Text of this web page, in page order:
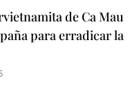
de Ca Mau
para erradicar la